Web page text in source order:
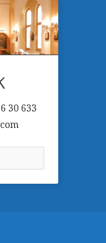
30 633